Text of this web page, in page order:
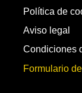
Política de
Aviso legal
Condiciones
Formulario